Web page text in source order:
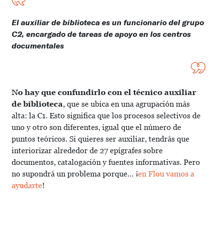
El auxiliar de biblioteca es un funcionario del grupo
C2, encargado de tareas de apoyo en los centros
documentales
No hay que confundirlo con el técnico auxiliar
de biblioteca, que se ubica en una agrupación más
alta: la C1. Esto significa que los procesos selectivos de
uno y otro son diferentes, igual que el número de
puntos teóricos. Si quieres ser auxiliar, tendrás que
interiorizar alrededor de 27 epígrafes sobre
documentos, catalogación y fuentes informativas. Pero
no supondrá un problema porque… ¡en Flou vamos a
ayudarte!